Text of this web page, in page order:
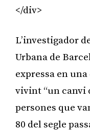
</div>
L’investigador
Urbana de
expressa en una
vivint “un canvi
persones que
80 del segle